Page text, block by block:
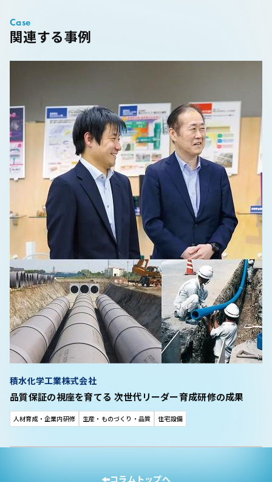
関連する事例
Case
品質保証の視座を育てる 次世代リーダー育成研修の成果
積水化学工業株式会社
人材育成・企業内研修 生産・ものづくり・品質 住宅設備
コラムトップへ